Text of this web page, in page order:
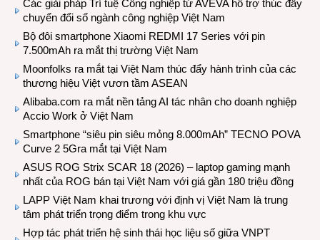
Các giải pháp Trí tuệ Công nghiệp từ AVEVA hỗ trợ thúc đẩy
chuyển đổi số ngành công nghiệp Việt Nam
Bộ đôi smartphone Xiaomi REDMI 17 Series với pin
7.500mAh ra mắt thị trường Việt Nam
Moonfolks ra mắt tại Việt Nam thúc đẩy hành trình của các
thương hiệu Việt vươn tầm ASEAN
Alibaba.com ra mắt nền tảng AI tác nhân cho doanh nghiệp
Accio Work ở Việt Nam
Smartphone “siêu pin siêu mỏng 8.000mAh” TECNO POVA
Curve 2 5Gra mắt tại Việt Nam
ASUS ROG Strix SCAR 18 (2026) – laptop gaming mạnh
nhất của ROG bán tại Việt Nam với giá gần 180 triệu đồng
LAPP Việt Nam khai trương với định vị Việt Nam là trung
tâm phát triển trọng điểm trong khu vực
Hợp tác phát triển hệ sinh thái học liệu số giữa VNPT